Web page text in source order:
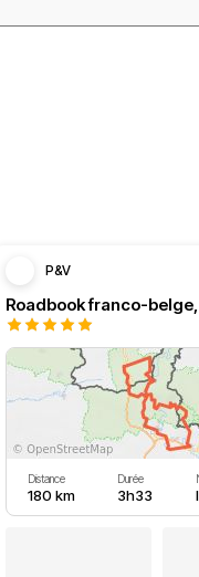
P&V
Distance
180 km
Durée
3h33